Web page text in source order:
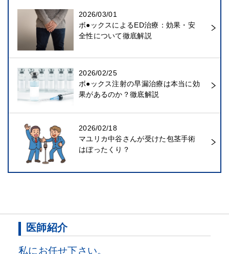
2026/03/01
ボ●ックスによるED治療：効果・安
全性について徹底解説
2026/02/25
ボ●ックス注射の早漏治療は本当に効
果があるのか？徹底解説
2026/02/18
マユリカ中谷さんが受けた包茎手術
はぼったくり？
医師紹介
私にお任せ下さい。